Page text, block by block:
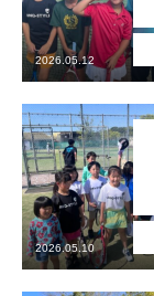
2026.05.12
2026.05.10